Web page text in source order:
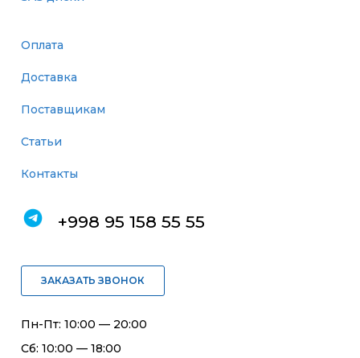
Оплата
Доставка
Поставщикам
Статьи
Контакты
+998 95 158 55 55
ЗАКАЗАТЬ ЗВОНОК
Пн-Пт: 10:00 — 20:00
Сб: 10:00 — 18:00